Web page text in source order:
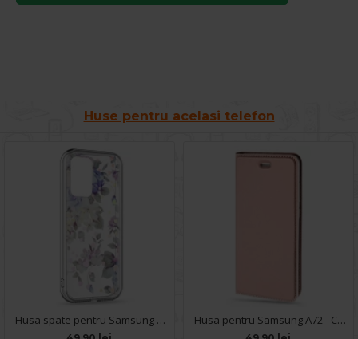
Huse pentru acelasi telefon
Husa spate pentru Samsung Galaxy A72 - Silver Case Husa pentru Samsung A72 - Carte X-Power Rose